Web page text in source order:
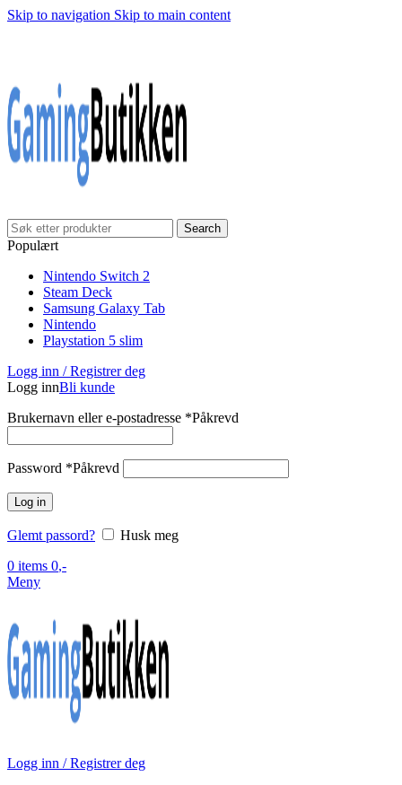
Skip to navigation Skip to main content
Search
Populært
Nintendo Switch 2
Steam Deck
Samsung Galaxy Tab
Nintendo
Playstation 5 slim
Logg inn / Registrer deg
Logg innBli kunde
Brukernavn eller e-postadresse *Påkrevd
Password *Påkrevd
Log in
Glemt passord?
Husk meg
0 items 0,-
Meny
Logg inn / Registrer deg